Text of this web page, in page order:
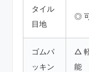
タイル
目地
◎
ゴムパ
ッキン
△
能